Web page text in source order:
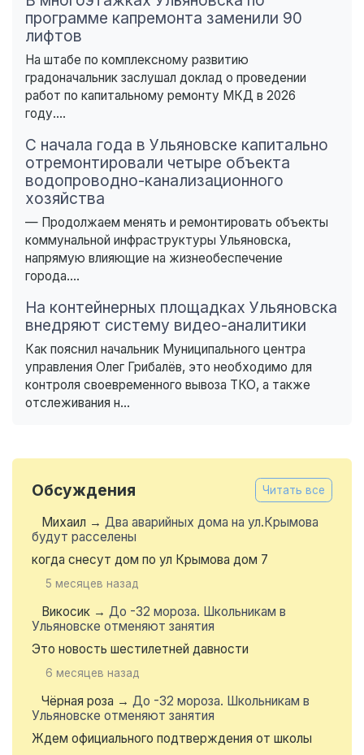
программе капремонта заменили 90
лифтов
На штабе по комплексному развитию
градоначальник заслушал доклад о проведении
работ по капитальному ремонту МКД в 2026
году....
С начала года в Ульяновске капитально
отремонтировали четыре объекта
водопроводно-канализационного
хозяйства
— Продолжаем менять и ремонтировать объекты
коммунальной инфраструктуры Ульяновска,
напрямую влияющие на жизнеобеспечение
города....
На контейнерных площадках Ульяновска
внедряют систему видео-аналитики
Как пояснил начальник Муниципального центра
управления Олег Грибалёв, это необходимо для
контроля своевременного вывоза ТКО, а также
отслеживания н...
Обсуждения Читать все
Михаил → Два аварийных дома на ул.Крымова
будут расселены
когда снесут дом по ул Крымова дом 7
5 месяцев назад
Викосик → До -32 мороза. Школьникам в
Ульяновске отменяют занятия
Это новость шестилетней давности
6 месяцев назад
Чёрная роза → До -32 мороза. Школьникам в
Ульяновске отменяют занятия
Ждем официального подтверждения от школы